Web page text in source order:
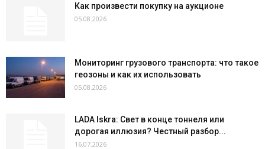
Как произвести покупку на аукционе
05.08.2026
Мониторинг грузового транспорта: что такое
геозоны и как их использовать
05.08.2026
LADA Iskra: Свет в конце тоннеля или
дорогая иллюзия? Честный разбор...
16.07.2026